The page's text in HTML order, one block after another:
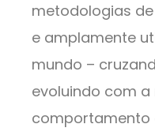
metodologias
e amplamente
mundo –
evoluindo com
comportamento